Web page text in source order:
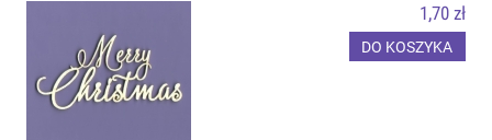
1,70 zł
DO KOSZYKA